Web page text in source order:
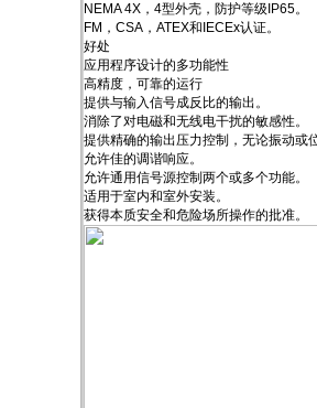
NEMA 4X，4型外壳，防护等级IP65。
FM，CSA，ATEX和IECEx认证。
好处
应用程序设计的多功能性
高精度，可靠的运行
提供与输入信号成反比的输出。
消除了对电磁和无线电干扰的敏感性。
提供精确的输出压力控制，无论振动或
允许佳的调谐响应。
允许通用信号源控制两个或多个功能。
适用于室内和室外安装。
获得本质安全和危险场所操作的批准。